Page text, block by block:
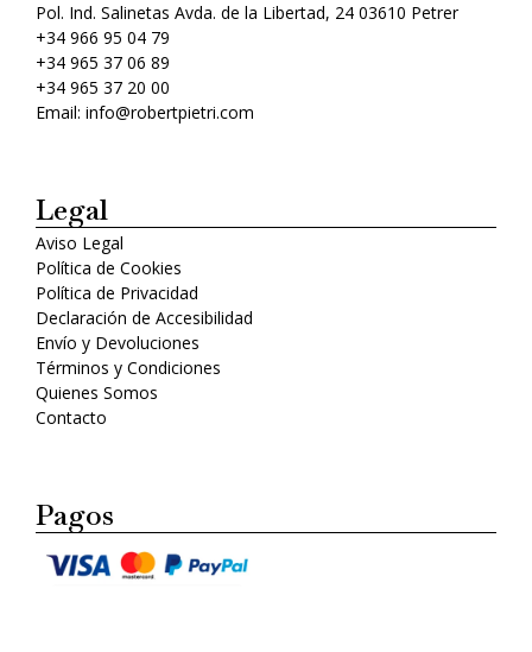
Pol. Ind. Salinetas Avda. de la Libertad, 24 03610 Petrer
+34 966 95 04 79
+34 965 37 06 89
+34 965 37 20 00
Email: info@robertpietri.com
Legal
Aviso Legal
Política de Cookies
Política de Privacidad
Declaración de Accesibilidad
Envío y Devoluciones
Términos y Condiciones
Quienes Somos
Contacto
Pagos